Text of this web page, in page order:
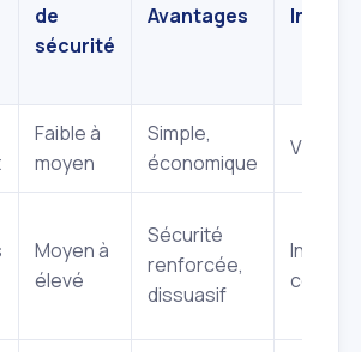
de
sécurité
Avantages
Faible à
moyen
Simple,
économique
Moyen à
élevé
Sécurité
renforcée,
dissuasif